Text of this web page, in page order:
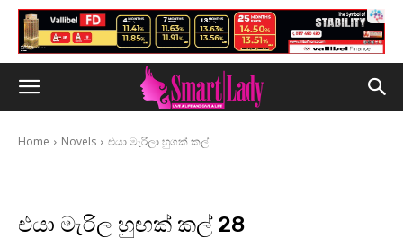
Home Novels එයා මැරිලා හුගක් කල්
එයා මැරිල හුඟක් කල් 28